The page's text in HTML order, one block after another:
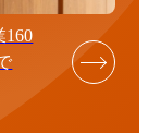
160